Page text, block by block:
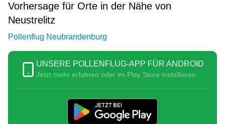
Vorhersage für Orte in der Nähe von
Neustrelitz
Pollenflug Neubrandenburg
UNSERE POLLENFLUG-APP FÜR ANDROID
Jetzt mehr erfahren oder im Play Store installieren